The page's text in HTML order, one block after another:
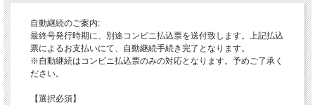
―――
自動継続のご案内:
最終号発行時期に、別途コンビニ払込票を送付致します。上記払込
票によるお支払いにて、自動継続手続き完了となります。
※自動継続はコンビニ払込票のみの対応となります。予めご了承く
ださい。
【選択必須】